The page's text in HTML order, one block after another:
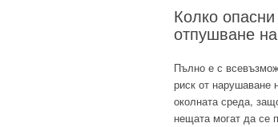
Колко
отпушване
Пълно е с
риск от нарушаване
околната среда,
нещата могат да се